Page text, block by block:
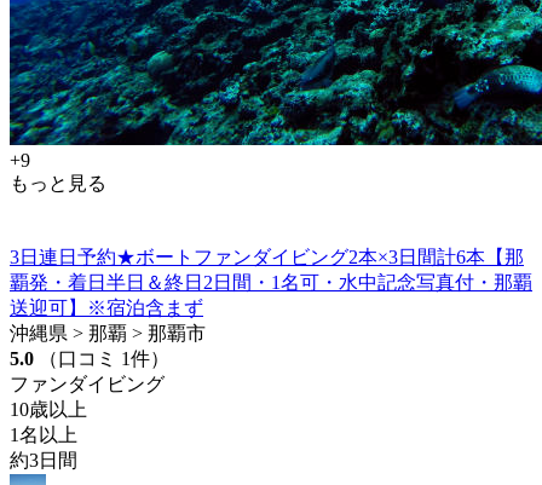
+9
もっと見る
3日連日予約★ボートファンダイビング2本×3日間計6本【那
覇発・着日半日＆終日2日間・1名可・水中記念写真付・那覇
送迎可】※宿泊含まず
沖縄県 > 那覇 > 那覇市
5.0
（口コミ 1件）
ファンダイビング
10歳以上
1名以上
約3日間